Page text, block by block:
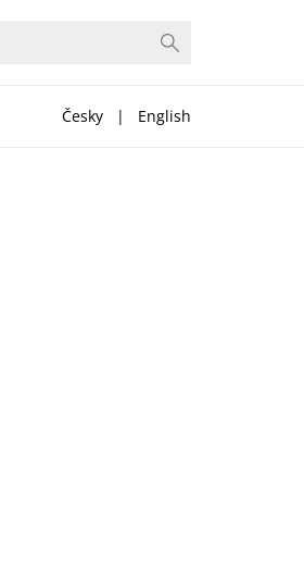
Česky | English